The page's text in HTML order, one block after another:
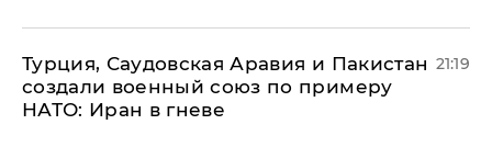
Турция, Саудовская Аравия и Пакистан
создали военный союз по примеру
НАТО: Иран в гневе
21:19